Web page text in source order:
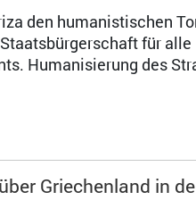
den humanistischen
für
Humanisierung des
Griechenland in